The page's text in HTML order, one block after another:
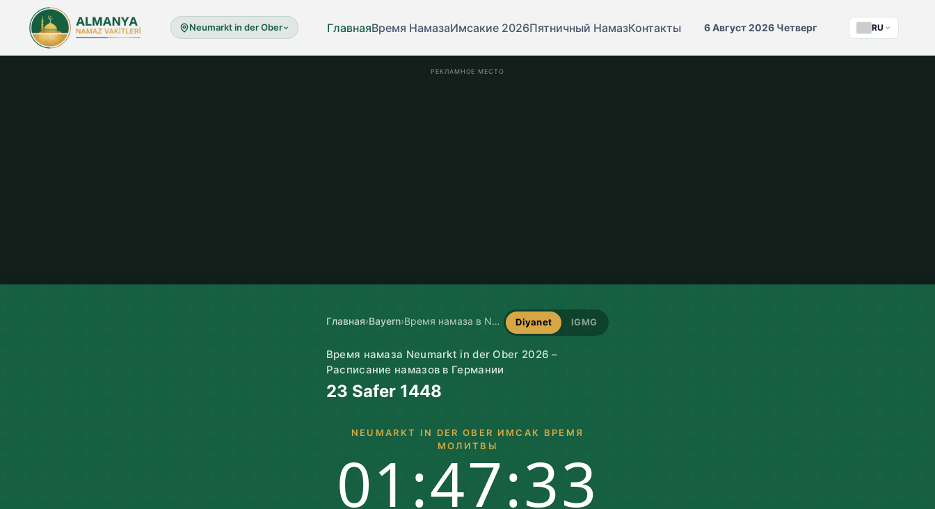
Neumarkt in der Ober ГлавнаяВремя НамазаИмсакие 2026Пятничный НамазКонтакты 6 Август 2026 Четверг RU
РЕКЛАМНОЕ МЕСТО
Главная›Bayern› Время намаза в Neumarkt in der Ober Diyanet IGMG
Время намаза Neumarkt in der Ober 2026 –
Расписание намазов в Германии
23 Safer 1448
NEUMARKT IN DER OBER ИМСАК ВРЕМЯ
МОЛИТВЫ
01:47:32